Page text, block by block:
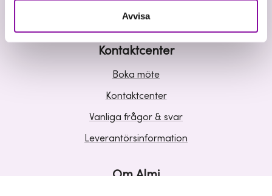
Avvisa
Kunskap och inspiration
Kontaktcenter
Boka möte
Kontaktcenter
Vanliga frågor & svar
Leverantörsinformation
Om Almi